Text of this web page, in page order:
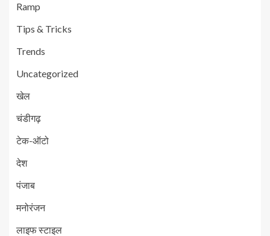
Ramp
Tips & Tricks
Trends
Uncategorized
खेल
चंडीगढ़
टेक-ऑटो
देश
पंजाब
मनोरंजन
लाइफ स्टाइल